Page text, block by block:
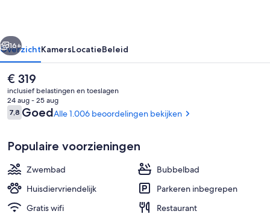
Spabad buiten
Volgende
16+
OverzichtKamersLocatieBeleid
De
huidige
prijs
is
€ 319
€ 319
inclusief belastingen en toeslagen
24 aug - 25 aug
Beoordelingen
7,87,8 op 10 –
GoedAlle 1.006 beoordelingen bekijken
Populaire voorzieningen
Zwembad
Bubbelbad
Huisdiervriendelijk
Parkeren inbegrepen
Gratis wifi
Restaurant